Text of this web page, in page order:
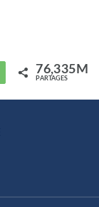
WhatsApp76,335M
PARTAGES